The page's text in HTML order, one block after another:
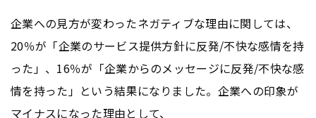
企業への見方が変わったネガティブな理由に関しては、
20％が「企業のサービス提供方針に反発/不快な感情を持
った」、16％が「企業からのメッセージに反発/不快な感
情を持った」という結果になりました。企業への印象が
マイナスになった理由として、